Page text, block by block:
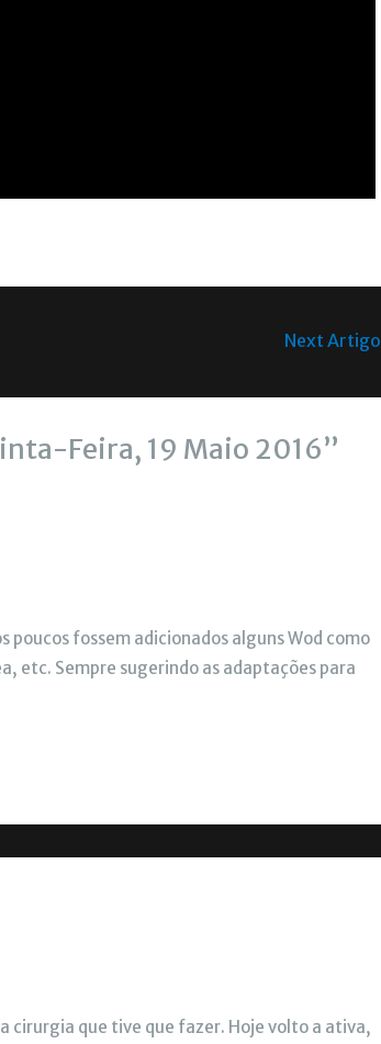
Next Artigo
Feira, 19 Maio 2016”
poucos fossem adicionados alguns Wod como
etc. Sempre sugerindo as adaptações para
cirurgia que tive que fazer. Hoje volto a ativa,